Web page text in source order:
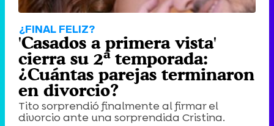
¿FINAL FELIZ?
'Casados a primera vista'
cierra su 2ª temporada:
¿Cuántas parejas terminaron
en divorcio?
Tito sorprendió finalmente al firmar el
divorcio ante una sorprendida Cristina.